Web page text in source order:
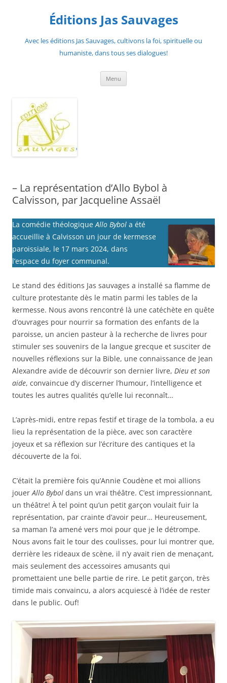
Éditions Jas Sauvages
Avec les éditions Jas Sauvages, cultivons la foi, spirituelle ou
humaniste, dans tous ses dialogues!
Menu
– La représentation d’Allo Bybol à
Calvisson, par Jacqueline Assaël
La comédie théologiqueAllo Bybol a été
accueillie à Calvisson un jour de kermesse
paroissiale, le 17 mars 2024, dans
l’espace du foyer communal.
Le stand des éditions Jas sauvages a installé sa flamme de
culture protestante dès le matin parmi les tables de la
kermesse. Nous avons rencontré là une catéchète en quête
d’ouvrages pour nourrir sa formation des enfants de la
paroisse, un ancien pasteur à la recherche de livres pour
stimuler ses souvenirs de la langue grecque et susciter de
nouvelles réflexions sur la Bible, une connaissance de Jean
Alexandre avide de découvrir son dernier livre, Dieu et son
aide, convaincue d’y discerner l’humour, l’intelligence et
toutes les autres qualités qu’elle lui reconnaît…
L’après-midi, entre repas festif et tirage de la tombola, a eu
lieu la représentation de la pièce, avec son caractère
joyeux et sa réflexion sur l’écriture des cantiques et la
découverte de la foi.
C’était la première fois qu’Annie Coudène et moi allions
jouerAllo Bybol dans un vrai théâtre. C’est impressionnant,
un théâtre! À tel point qu’un petit garçon voulait fuir la
représentation, par crainte d’avoir peur… Heureusement,
sa maman l’a amené vers moi pour que je le détrompe.
Nous avons fait le tour des coulisses, pour lui montrer que,
derrière les rideaux de scène, il n’y avait rien de menaçant,
mais seulement des accessoires amusants qui
promettaient une belle partie de rire. Le petit garçon, très
timide mais convaincu, a alors acquiescé à l’idée de rester
dans le public. Ouf!